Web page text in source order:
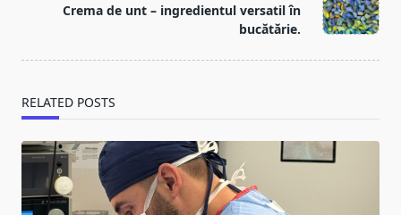
reader-Crema de unt – ingredientul versatil în
bucătărie.
RELATED POSTS